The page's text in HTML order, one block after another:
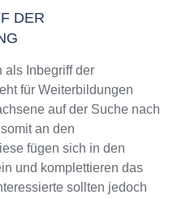
DER
als Inbegriff der
für Weiterbildungen
auf der Suche nach
an den
fügen sich in den
und komplettieren das
sollten jedoch